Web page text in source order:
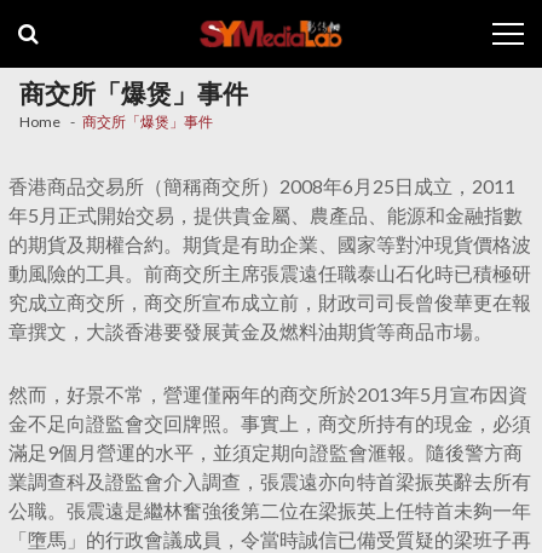
navigation
content
商交所「爆煲」事件
Home 商交所「爆煲」事件
香港商品交易所（簡稱商交所）2008年6月25日成立，2011
年5月正式開始交易，提供貴金屬、農產品、能源和金融指數
的期貨及期權合約。期貨是有助企業、國家等對沖現貨價格波
動風險的工具。前商交所主席張震遠任職泰山石化時已積極研
究成立商交所，商交所宣布成立前，財政司司長曾俊華更在報
章撰文，大談香港要發展黃金及燃料油期貨等商品市場。
然而，好景不常，營運僅兩年的商交所於2013年5月宣布因資
金不足向證監會交回牌照。事實上，商交所持有的現金，必須
滿足9個月營運的水平，並須定期向證監會滙報。隨後警方商
業調查科及證監會介入調查，張震遠亦向特首梁振英辭去所有
公職。張震遠是繼林奮強後第二位在梁振英上任特首未夠一年
「墮馬」的行政會議成員，令當時誠信已備受質疑的梁班子再